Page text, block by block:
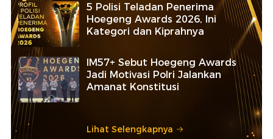
5 Polisi Teladan Penerima
Hoegeng Awards 2026, Ini
Kategori dan Kiprahnya
IM57+ Sebut Hoegeng Awards
Jadi Motivasi Polri Jalankan
Amanat Konstitusi
Lihat Selengkapnya